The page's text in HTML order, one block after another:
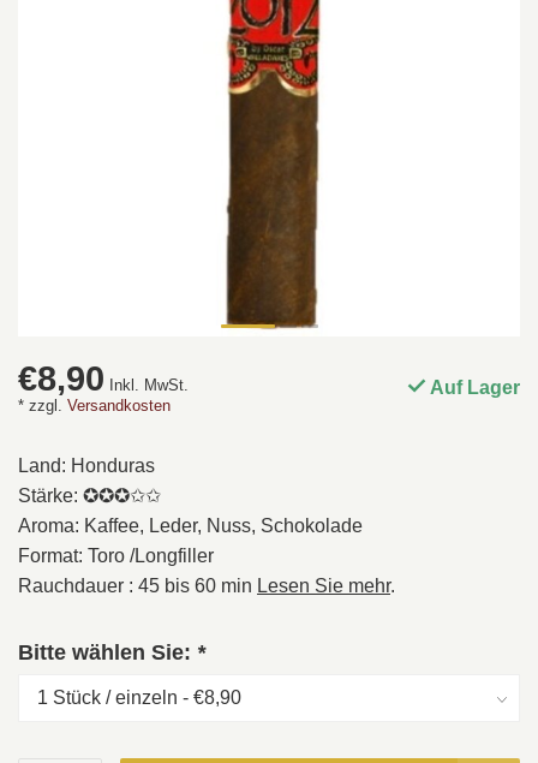
€8,90
Inkl. MwSt.
* zzgl. Versandkosten
Auf Lager
Land: Honduras
Stärke: ✪✪✪✩✩
Aroma: Kaffee, Leder, Nuss, Schokolade
Format: Toro /Longfiller
Rauchdauer : 45 bis 60 min Lesen Sie mehr.
Bitte wählen Sie: *